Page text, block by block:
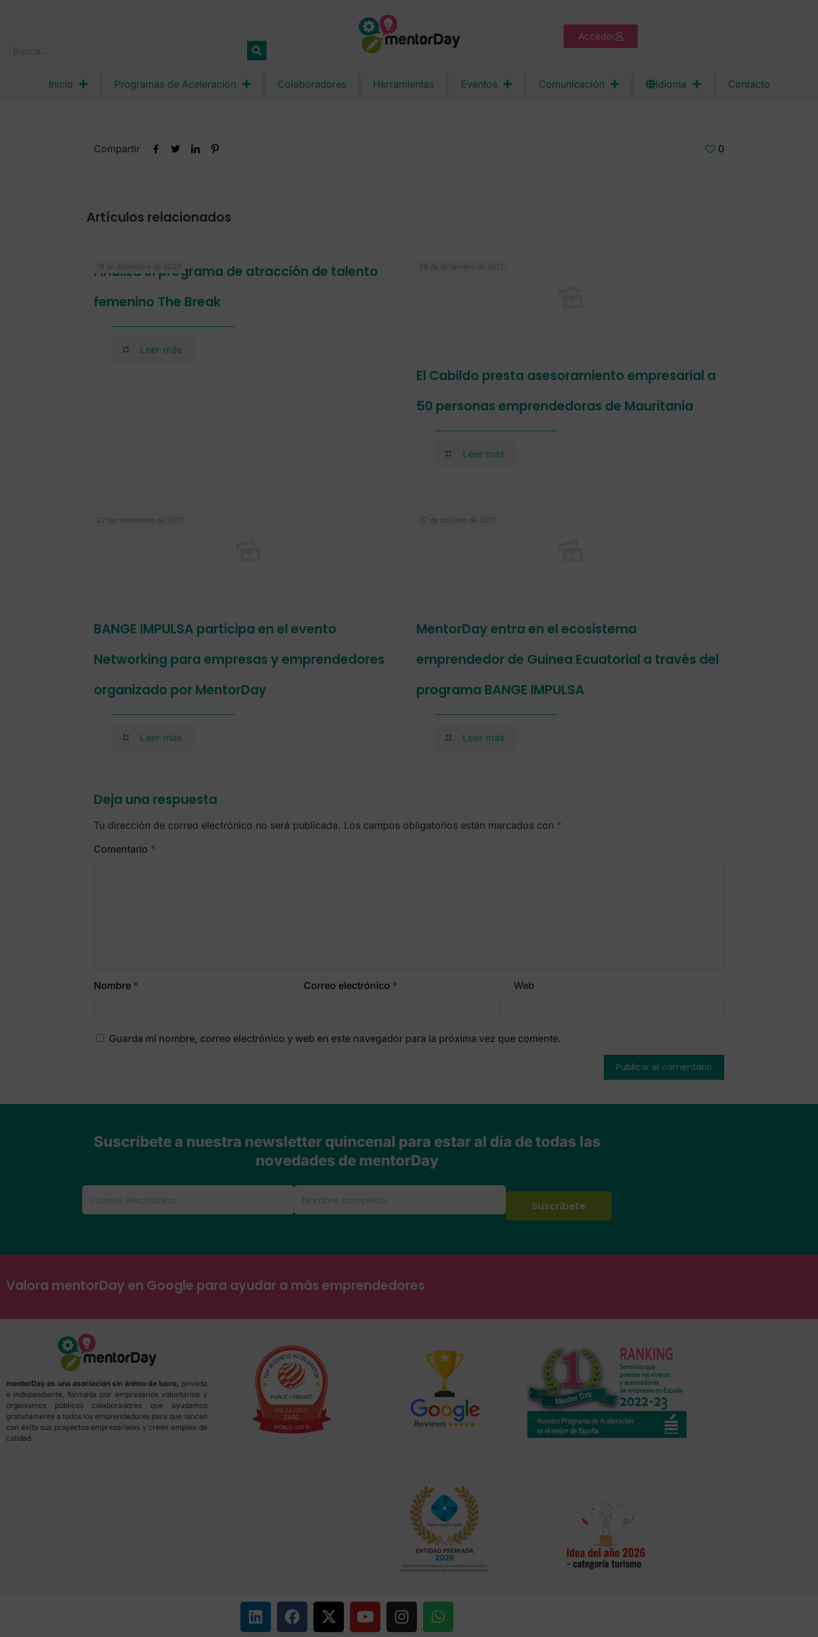
Acceder
Inicio Programas de Aceleración Colaboradores Herramientas Eventos Comunicación Idioma Contacto
Compartir 0
Artículos relacionados
18 de diciembre de 2023
Finaliza el programa de atracción de talento
femenino The Break
Leer más
28 de diciembre de 2021
El Cabildo presta asesoramiento empresarial a
50 personas emprendedoras de Mauritania
Leer más
22 de noviembre de 2021
BANGE IMPULSA participa en el evento
Networking para empresas y emprendedores
organizado por MentorDay
Leer más
27 de octubre de 2021
MentorDay entra en el ecosistema
emprendedor de Guinea Ecuatorial a través del
programa BANGE IMPULSA
Leer más
Deja una respuesta
Tu dirección de correo electrónico no será publicada. Los campos obligatorios están marcados con *
Comentario *
Nombre * Correo electrónico * Web
Guarda mi nombre, correo electrónico y web en este navegador para la próxima vez que comente.
Suscríbete a nuestra newsletter quincenal para estar al día de todas las
novedades de mentorDay
Valora mentorDay en Google para ayudar a más emprendedores
mentorDay es una asociación sin ánimo de lucro, privada
e independiente, formada por empresarios voluntarios y
organismos públicos colaboradores que ayudamos
gratuitamente a todos los emprendedores para que lancen
con éxito sus proyectos empresariales y creen empleo de
calidad.